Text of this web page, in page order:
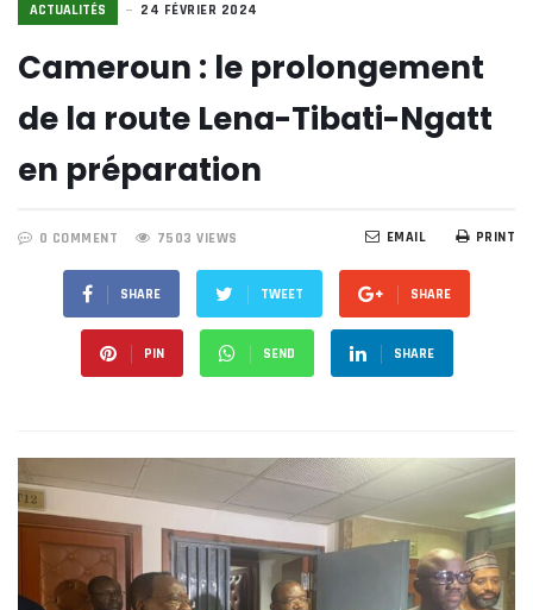
ACTUALITÉS 24 FÉVRIER 2024
Cameroun : le prolongement
de la route Lena-Tibati-Ngatt
en préparation
0 COMMENT 7503 VIEWS PRINT
EMAIL
SHARE TWEET SHARE
PIN SEND SHARE